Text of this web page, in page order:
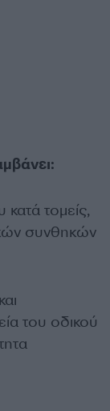
τομείς,
συνθηκών
του οδικού